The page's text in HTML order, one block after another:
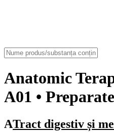
Anatomic
A01 •
ATract digestiv și